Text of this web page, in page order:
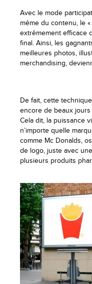
Avec le mode
même du contenu, le
extrêmement efficace
final. Ainsi, les
meilleures photos,
merchandising,
De fait, cette
encore de beaux jours
Cela dit, la puissance
n’importe quelle
comme Mc Donalds,
de logo, juste avec
plusieurs produits